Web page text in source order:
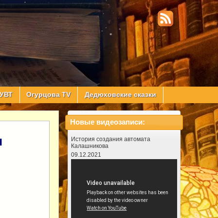
Огурцова TV Дедюховские сказки
Новые видеозаписи:
История создания автомата
Калашникова
09.12.2021